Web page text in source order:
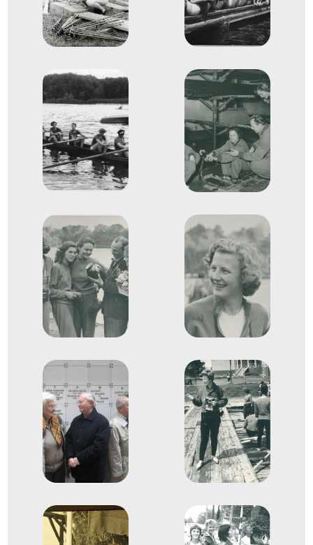
Lábodi Alajosné Sebestyén Borbála
Nagy Ottóné
Bohn Ferencné
Bertényi Hanna Skotnitzky Ilona
Evezős Kormányos négyes
(4+)
3
1959
1959. aug.
Evezés Európa-bajnokság
Lábodi Alajosné Sebestyén Borbála
Nagy Ottóné
Bohn Ferencné
Halász Lászlóné
Helmich Magda
Bertényi Hanna
Skotnitzky Ilona
Zakály Mária
Evezős Nyolcas (8+) 3
1960
1960. aug.
London (Willesden)
Nagy-Britannia